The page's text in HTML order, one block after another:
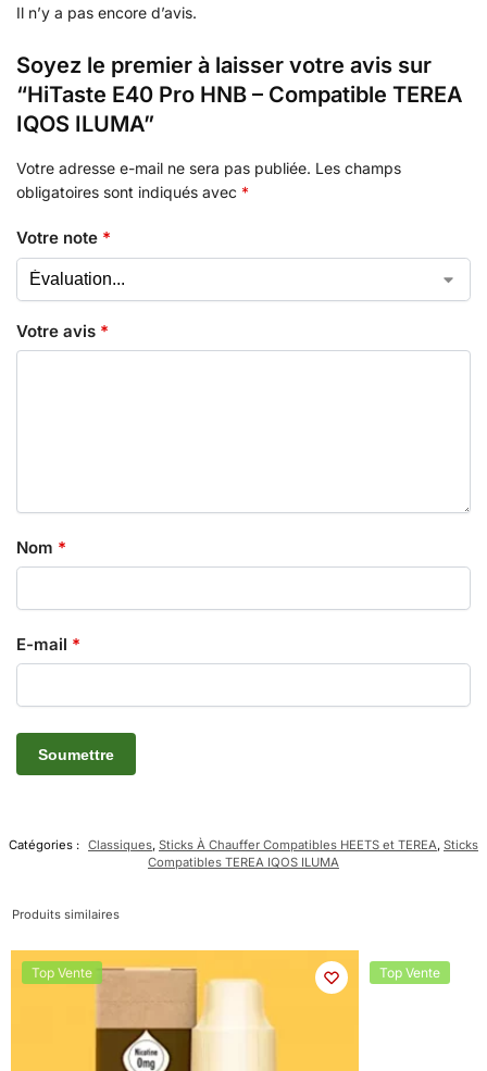
Il n’y a pas encore d’avis.
Soyez le premier à laisser votre avis sur
“HiTaste E40 Pro HNB – Compatible TEREA
IQOS ILUMA”
Votre adresse e-mail ne sera pas publiée. Les champs
obligatoires sont indiqués avec *
Votre note *
Votre avis *
Nom *
E-mail *
Catégories : Classiques, Sticks À Chauffer Compatibles HEETS et TEREA, Sticks
Compatibles TEREA IQOS ILUMA
Produits similaires
Top Vente Top Vente